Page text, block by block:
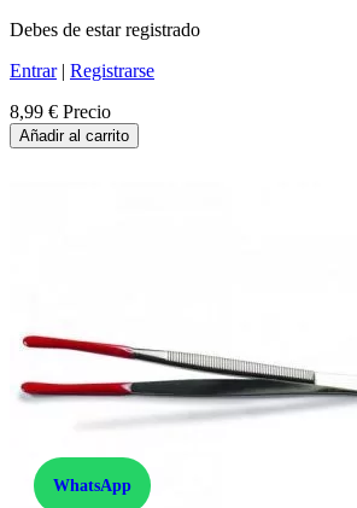
Debes de estar registrado
Entrar| Registrarse
8,99 € Precio
Añadir al carrito
WhatsApp